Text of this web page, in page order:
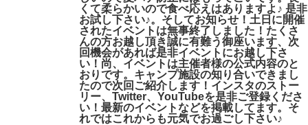
くて柔らかいので食べ応えはありますよ♪ 是非
お試し下さい♪。そしてお知らせ！土日に開催
されたイベントは無事終了しました！たくさ
んの方お越し頂き誠に有難う御座います、次
回機会があれば是非イベントにお越し下さ
い！尚、イベントは主催者様の公式内容のと
おりです。キャンプ️施設の知り合いできまし
たので次回ご紹介します！インスタのストー
リー、Twitter、YouTubeを是非ご登録くださ
い！最新のイベントなどを掲載してます。そ
れではこれからも元気でお過ごし下さい♪